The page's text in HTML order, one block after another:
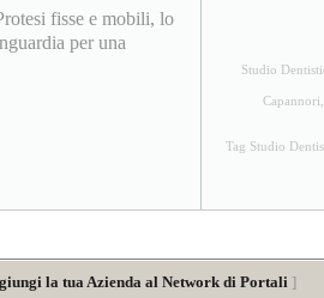
fisse e mobili, lo
per una
Studio
Tag Studio
la tua Azienda al Network di Portali ]